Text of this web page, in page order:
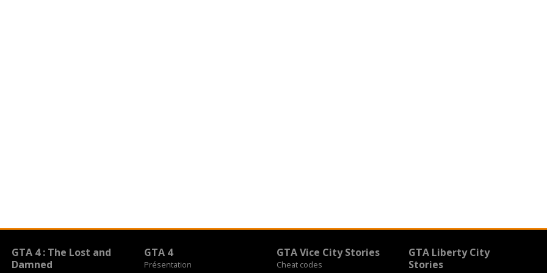
GTA 4 : The Lost and
Damned
GTA 4
Présentation
GTA Vice City Stories
Cheat codes
GTA Liberty City
Stories